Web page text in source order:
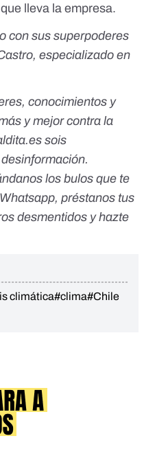
lleva la empresa.
con sus superpoderes
especializado en
conocimientos y
y mejor contra la
sois
los bulos que te
, préstanos tus
desmentidos yhazte
climática#clima#Chile